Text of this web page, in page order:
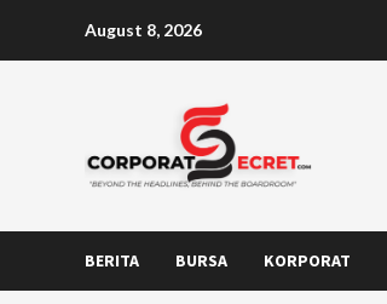
August 8, 2026
BERITA BURSA KORPORAT